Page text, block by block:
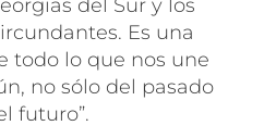
del Sur y los
Es una
todo lo que nos une
no sólo del pasado
futuro”.